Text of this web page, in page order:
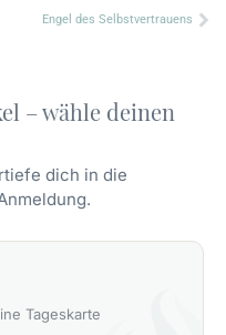
Engel des Selbstvertrauens
– wähle deinen
dich in die
Tageskarte